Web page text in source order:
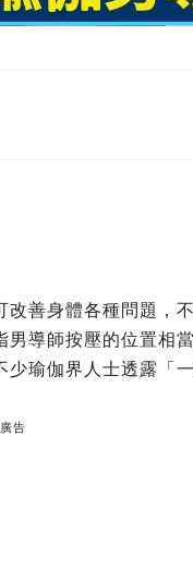
善身體各種問題，
導師按壓的位置相
瑜伽界人士透露「
廣告